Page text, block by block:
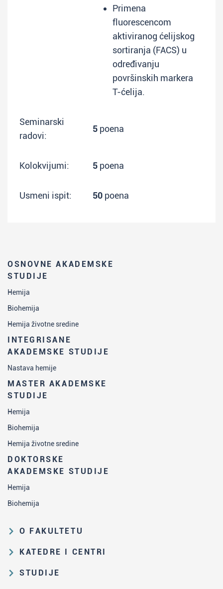
OSNOVNE AKADEMSKE
STUDIJE
Hemija
Biohemija
Hemija životne sredine
INTEGRISANE
AKADEMSKE STUDIJE
Nastava hemije
MASTER AKADEMSKE
STUDIJE
Hemija
Biohemija
Hemija životne sredine
DOKTORSKE
AKADEMSKE STUDIJE
Hemija
Biohemija
O FAKULTETU
Obrazovna i naučna delatnost
struktura
KATEDRE I CENTRI
Katedra za analitičku hemiju
STUDIJE
Primena
fluorescencom
aktiviranog ćelijskog
sortiranja (FACS) u
određivanju
površinskih markera
T-ćelija.
Seminarski
radovi:
5 poena
Kolokvijumi: 5 poena
Usmeni ispit: 50 poena